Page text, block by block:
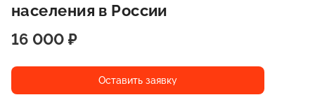
населения в России
16 000 ₽
Оставить заявку